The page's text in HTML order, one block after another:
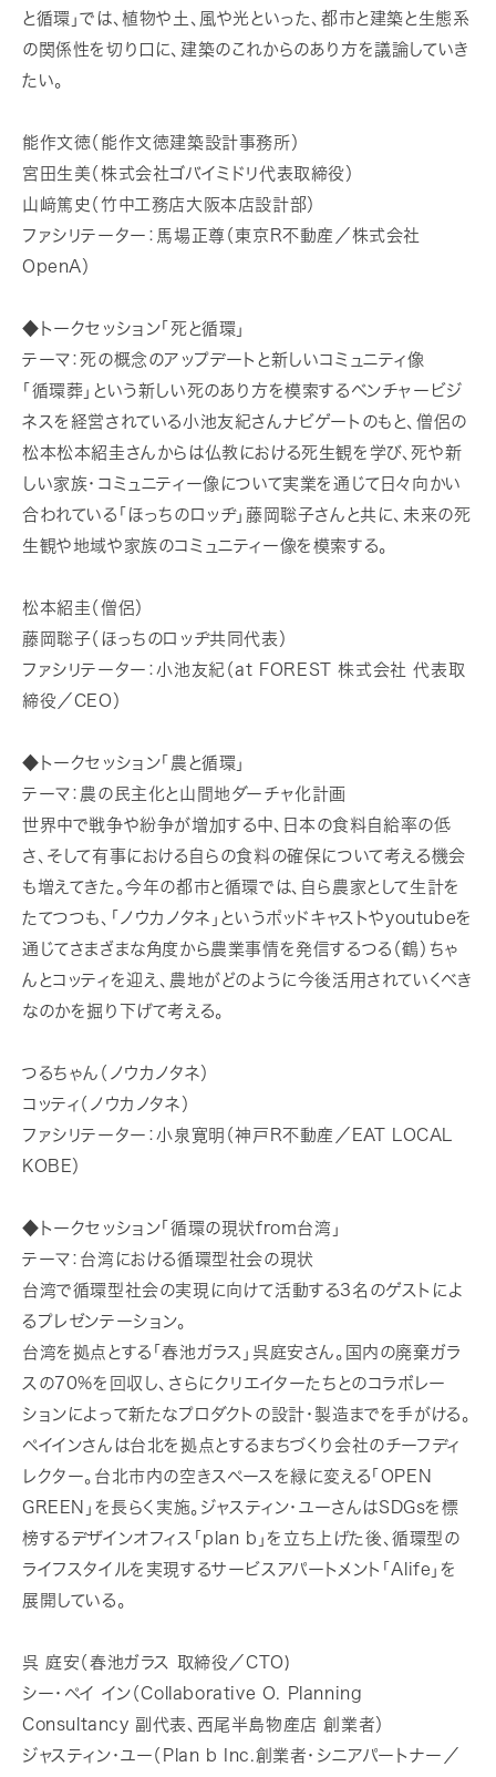
と循環」では、植物や土、風や光といった、都市と建築と生態系
の関係性を切り口に、建築のこれからのあり方を議論していき
たい。
能作文徳（能作文徳建築設計事務所）
宮田生美（株式会社ゴバイミドリ代表取締役）
山﨑篤史（竹中工務店大阪本店設計部）
ファシリテーター：馬場正尊（東京R不動産／株式会社
OpenA）
◆トークセッション「死と循環」
テーマ：死の概念のアップデートと新しいコミュニティ像
「循環葬」という新しい死のあり方を模索するベンチャービジ
ネスを経営されている小池友紀さんナビゲートのもと、僧侶の
松本松本紹圭さんからは仏教における死生観を学び、死や新
しい家族・コミュニティー像について実業を通じて日々向かい
合われている「ほっちのロッヂ」藤岡聡子さんと共に、未来の死
生観や地域や家族のコミュニティー像を模索する。
松本紹圭（僧侶）
藤岡聡子（ほっちのロッヂ共同代表）
ファシリテーター：小池友紀（at FOREST 株式会社 代表取
締役／CEO）
◆トークセッション「農と循環」
テーマ：農の民主化と山間地ダーチャ化計画
世界中で戦争や紛争が増加する中、日本の食料自給率の低
さ、そして有事における自らの食料の確保について考える機会
も増えてきた。今年の都市と循環では、自ら農家として生計を
たてつつも、「ノウカノタネ」というポッドキャストやyoutubeを
通じてさまざまな角度から農業事情を発信するつる（鶴）ちゃ
んとコッティを迎え、農地がどのように今後活用されていくべき
なのかを掘り下げて考える。
つるちゃん（ノウカノタネ）
コッティ（ノウカノタネ）
ファシリテーター：小泉寛明（神戸R不動産／EAT LOCAL
KOBE）
◆トークセッション「循環の現状from台湾」
テーマ：台湾における循環型社会の現状
台湾で循環型社会の実現に向けて活動する3名のゲストによ
るプレゼンテーション。
台湾を拠点とする「春池ガラス」呉庭安さん。国内の廃棄ガラ
スの70%を回収し、さらにクリエイターたちとのコラボレー
ションによって新たなプロダクトの設計・製造までを手がける。
ペイインさんは台北を拠点とするまちづくり会社のチーフディ
レクター。台北市内の空きスペースを緑に変える「OPEN
GREEN」を長らく実施。ジャスティン・ユーさんはSDGsを標
榜するデザインオフィス「plan b」を立ち上げた後、循環型の
ライフスタイルを実現するサービスアパートメント「Alife」を
展開している。
呉 庭安（春池ガラス 取締役／CTO)
シー・ペイ イン（Collaborative O. Planning
Consultancy 副代表、西尾半島物産店 創業者）
ジャスティン・ユー（Plan b Inc.創業者・シニアパートナー／